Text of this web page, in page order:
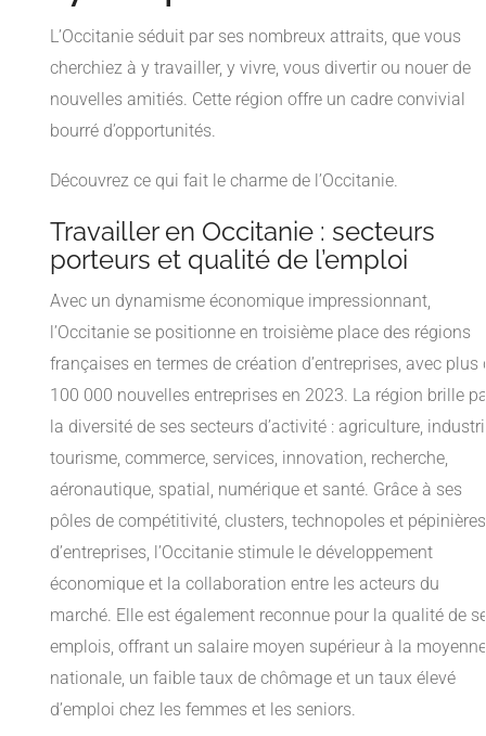
L’Occitanie séduit par ses nombreux attraits, que vous
cherchiez à y travailler, y vivre, vous divertir ou nouer de
nouvelles amitiés. Cette région offre un cadre convivial
bourré d’opportunités.
Découvrez ce qui fait le charme de l’Occitanie.
Travailler en Occitanie : secteurs
porteurs et qualité de l’emploi
Avec un dynamisme économique impressionnant,
l’Occitanie se positionne en troisième place des régions
françaises en termes de création d’entreprises, avec plus
100 000 nouvelles entreprises en 2023. La région brille
la diversité de ses secteurs d’activité : agriculture,
tourisme, commerce, services, innovation, recherche,
aéronautique, spatial, numérique et santé. Grâce à ses
pôles de compétitivité, clusters, technopoles et pépinières
d’entreprises, l’Occitanie stimule le développement
économique et la collaboration entre les acteurs du
marché. Elle est également reconnue pour la qualité de
emplois, offrant un salaire moyen supérieur à la moyenne
nationale, un faible taux de chômage et un taux élevé
d’emploi chez les femmes et les seniors.